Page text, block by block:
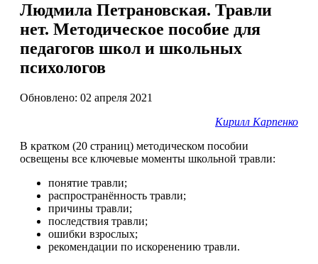
Людмила Петрановская. Травли
нет. Методическое пособие для
педагогов школ и школьных
психологов
Обновлено: 02 апреля 2021
Кирилл Карпенко
В кратком (20 страниц) методическом пособии
освещены все ключевые моменты школьной травли:
понятие травли;
распространённость травли;
причины травли;
последствия травли;
ошибки взрослых;
рекомендации по искоренению травли.